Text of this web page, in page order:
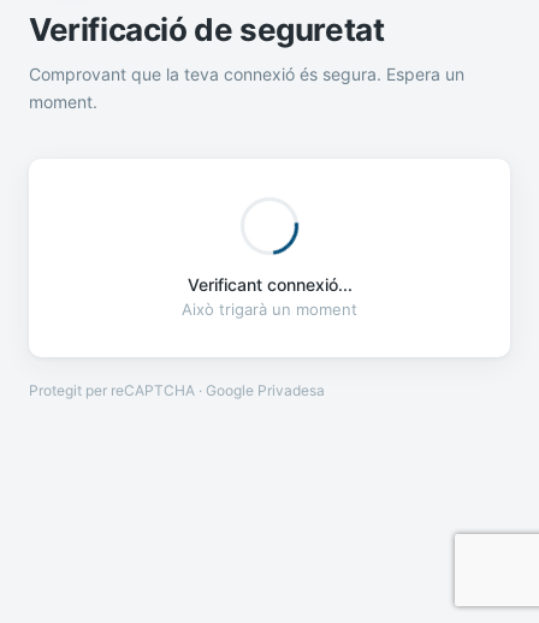
Verificació de seguretat
Comprovant que la teva connexió és segura. Espera un
moment.
Verificant connexió...
Això trigarà un moment
Protegit per reCAPTCHA · Google Privadesa